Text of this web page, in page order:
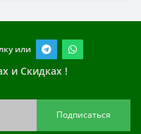
или
и Скидках !
Подписаться